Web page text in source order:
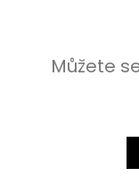
Můžete